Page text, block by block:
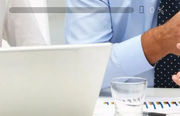
0%